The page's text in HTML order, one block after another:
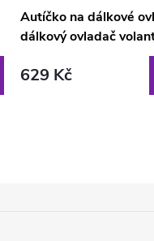
Autíčko na dálkové
dálkový ovladač
629 Kč